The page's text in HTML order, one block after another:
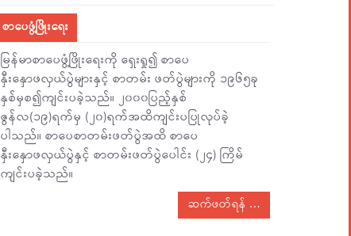
စာပေဖွံ့ဖြိုးရေး
မြန်မာစာပေဖွံ့ဖြိုးရေးကို ရှေးရှု၍ စာပေ
နှီးနှောဖလှယ်ပွဲများနှင့် စာတမ်း ဖတ်ပွဲများကို ၁၉၆၅ခု
နှစ်မှစ၍ကျင်းပခဲ့သည်။ ၂၀၀၀ပြည့်နှစ်
ဇွန်လ(၁၉)ရက်မှ (၂၀)ရက်အထိကျင်းပပြုလုပ်ခဲ့
ပါသည်။ စာပေစာတမ်းဖတ်ပွဲအထိ စာပေ
နှီးနှောဖလှယ်ပွဲနှင့် စာတမ်းဖတ်ပွဲပေါင်း (၂၄) ကြိမ်
ကျင်းပခဲ့သည်။
ဆက်ဖတ်ရန်